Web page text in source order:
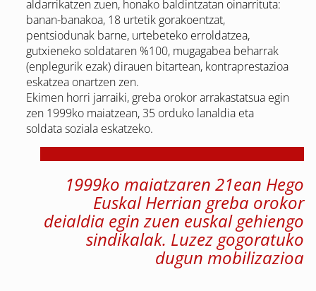
aldarrikatzen zuen, honako baldintzatan oinarrituta:
banan-banakoa, 18 urtetik gorakoentzat,
pentsiodunak barne, urtebeteko erroldatzea,
gutxieneko soldataren %100, mugagabea beharrak
(enplegurik ezak) dirauen bitartean, kontraprestazioa
eskatzea onartzen zen.
Ekimen horri jarraiki, greba orokor arrakastatsua egin
zen 1999ko maiatzean, 35 orduko lanaldia eta
soldata soziala eskatzeko.
1999ko maiatzaren 21ean Hego
Euskal Herrian greba orokor
deialdia egin zuen euskal gehiengo
sindikalak. Luzez gogoratuko
dugun mobilizazioa